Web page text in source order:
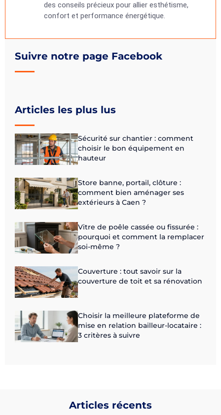
Suivre notre page Facebook
Articles les plus lus
Sécurité sur chantier : comment
choisir le bon équipement en
hauteur
Store banne, portail, clôture :
comment bien aménager ses
extérieurs à Caen ?
Vitre de poêle cassée ou fissurée :
pourquoi et comment la remplacer
soi-même ?
Couverture : tout savoir sur la
couverture de toit et sa rénovation
Choisir la meilleure plateforme de
mise en relation bailleur-locataire :
3 critères à suivre
des conseils précieux pour allier esthétisme,
confort et performance énergétique.
Articles récents